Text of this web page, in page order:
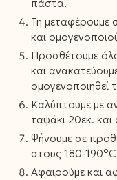
πάστα.
Τη μεταφέρουμε
και
Προσθέτουμε
και
ομογενοποιηθεί
Καλύπτουμε με
ταψάκι 20εκ. και
Ψήνουμε σε
στους 180-190°C
Αφαιρούμε και